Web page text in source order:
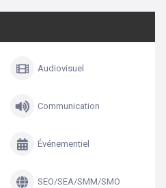
Audiovisuel
Communication
Événementiel
SEO/SEA/SMM/SMO